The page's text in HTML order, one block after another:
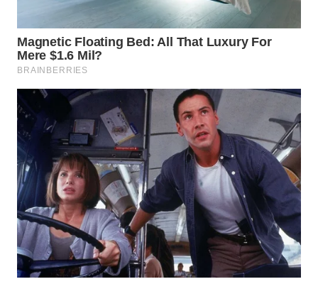
MANDALIKA
WN
LIKUPANG
WN
LABUANBAJO
BORNEO
Wahana
Media
Group
WAHANA
NEWS